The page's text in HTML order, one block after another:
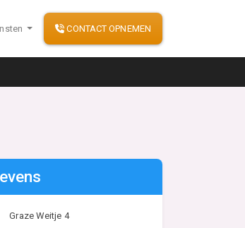
CONTACT OPNEMEN
Graze Weitje 4